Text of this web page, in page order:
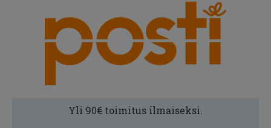
Yli 90€ toimitus ilmaiseksi.